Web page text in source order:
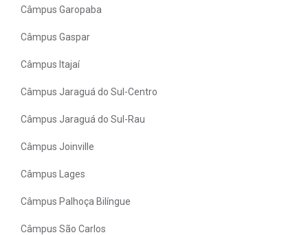
Câmpus Garopaba
Câmpus Gaspar
Câmpus Itajaí
Câmpus Jaraguá do Sul-Centro
Câmpus Jaraguá do Sul-Rau
Câmpus Joinville
Câmpus Lages
Câmpus Palhoça Bilíngue
Câmpus São Carlos